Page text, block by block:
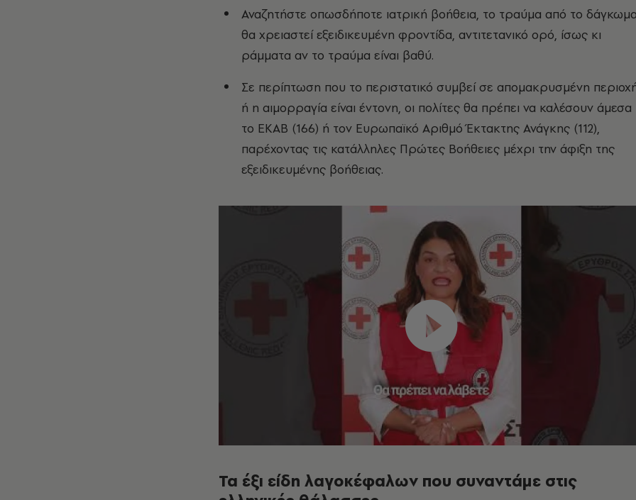
Αναζητήστε οπωσδήποτε ιατρική βοήθεια, το τραύμα από το
θα χρειαστεί εξειδικευμένη φροντίδα, αντιτετανικό ορό, ίσως κι
ράμματα αν το τραύμα είναι βαθύ.
Σε περίπτωση που το περιστατικό συμβεί σε απομακρυσμένη
ή η αιμορραγία είναι έντονη, οι πολίτες θα πρέπει να καλέσουν άμεσα
το ΕΚΑΒ (166) ή τον Ευρωπαϊκό Αριθμό Έκτακτης Ανάγκης (112),
παρέχοντας τις κατάλληλες Πρώτες Βοήθειες μέχρι την άφιξη της
εξειδικευμένης βοήθειας.
Τα έξι είδη λαγοκέφαλων που συναντάμε στις